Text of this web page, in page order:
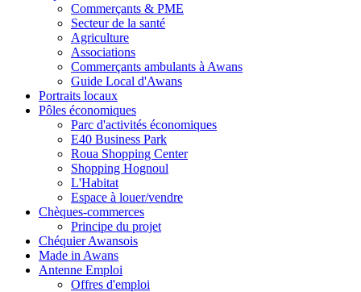
Commerçants & PME
Secteur de la santé
Agriculture
Associations
Commerçants ambulants à Awans
Guide Local d'Awans
Portraits locaux
Pôles économiques
Parc d'activités économiques
E40 Business Park
Roua Shopping Center
Shopping Hognoul
L'Habitat
Espace à louer/vendre
Chèques-commerces
Principe du projet
Chéquier Awansois
Made in Awans
Antenne Emploi
Offres d'emploi